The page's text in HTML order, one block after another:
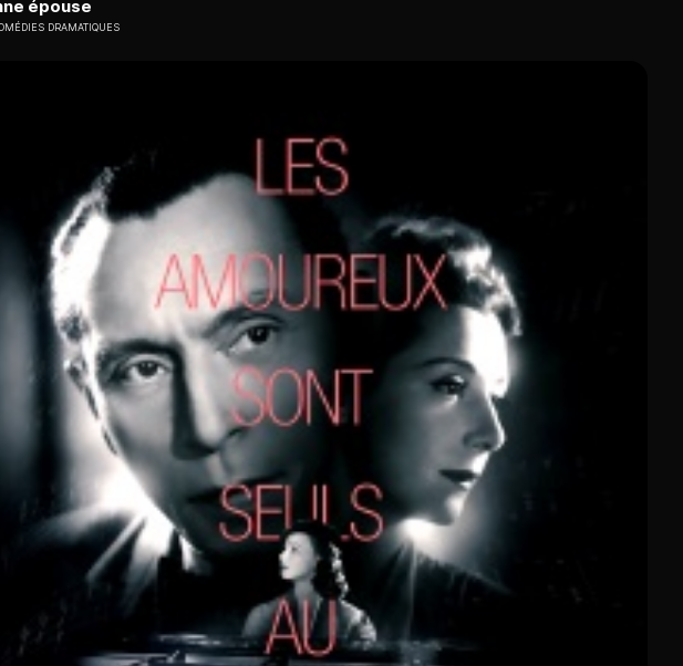
épouse
DRAMATIQUES